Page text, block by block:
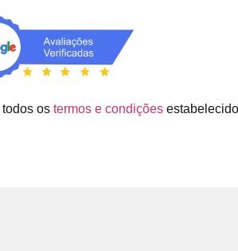
os termos e condições